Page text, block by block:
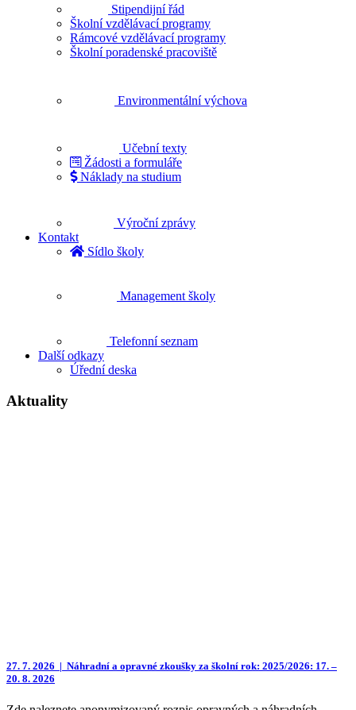
Stipendijní řád
Školní vzdělávací programy
Rámcové vzdělávací programy
Školní poradenské pracoviště
Environmentální výchova
Učební texty
Žádosti a formuláře
Náklady na studium
Výroční zprávy
Kontakt
Sídlo školy
Management školy
Telefonní seznam
Další odkazy
Úřední deska
Aktuality
27. 7. 2026 | Náhradní a opravné zkoušky za školní rok: 2025/2026: 17. –
20. 8. 2026